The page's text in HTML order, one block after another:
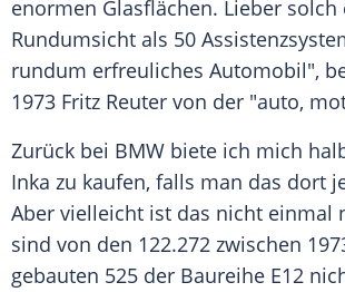
enormen Glasflächen. Lieber solch
Rundumsicht als 50
rundum erfreuliches Automobil",
1973 Fritz Reuter von der "auto,
Zurück bei BMW biete ich mich
Inka zu kaufen, falls man das dort
Aber vielleicht ist das nicht einmal
sind von den 122.272 zwischen
gebauten 525 der Baureihe E12